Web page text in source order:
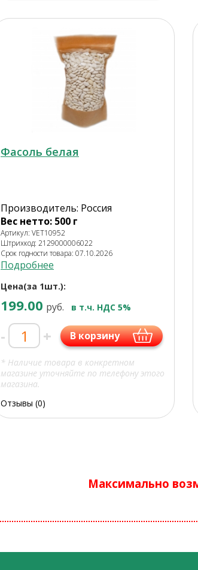
Фасоль белая
Производитель: Россия
Вес нетто: 500 г
Артикул: VET10952
Штрихкод: 2129000006022
Срок годности товара: 07.10.2026
Подробнее
Цена(за 1шт.):
199.00 руб. в т.ч. НДС 5%
- + В корзину
* Наличие товара в конкретном
магазине уточняйте по телефону этого
магазина.
Отзывы (0)
Максимально